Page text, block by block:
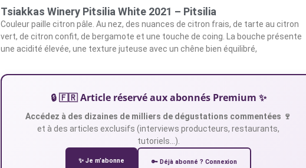
Tsiakkas Winery Pitsilia White 2021 – Pitsilia
Couleur paille citron pâle. Au nez, des nuances de citron frais, de tarte au citron
vert, de citron confit, de bergamote et une touche de coing. La bouche présente
une acidité élevée, une texture juteuse avec un chêne bien équilibré,
🔒 🇫🇷 Article réservé aux abonnés Premium ✨
Accédez à des dizaines de milliers de dégustations commentées 🍷
et à des articles exclusifs (interviews producteurs, restaurants,
tutoriels…).
✨ Je m’abonne 🔑 Déjà abonné ? Connexion